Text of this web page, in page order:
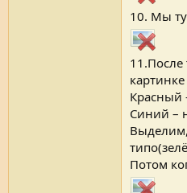
10. Мы
11.После
Красный
Синий –
Потом